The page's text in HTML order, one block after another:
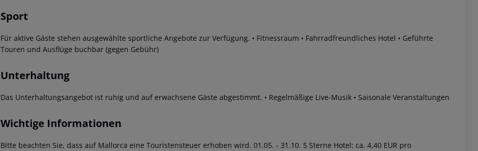
Sport
Für aktive Gäste stehen ausgewählte sportliche Angebote zur Verfügung. • Fitnessraum • Fahrradfreundliches Hotel • Geführte
Touren und Ausflüge buchbar (gegen Gebühr)
Unterhaltung
Das Unterhaltungsangebot ist ruhig und auf erwachsene Gäste abgestimmt. • Regelmäßige Live-Musik • Saisonale Veranstaltungen
Wichtige Informationen
Bitte beachten Sie, dass auf Mallorca eine Touristensteuer erhoben wird. 01.05. - 31.10. 5 Sterne Hotel: ca. 4,40 EUR pro